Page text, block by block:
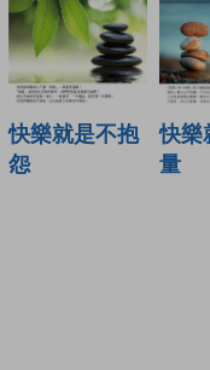
快樂就是不抱
怨
快樂
量